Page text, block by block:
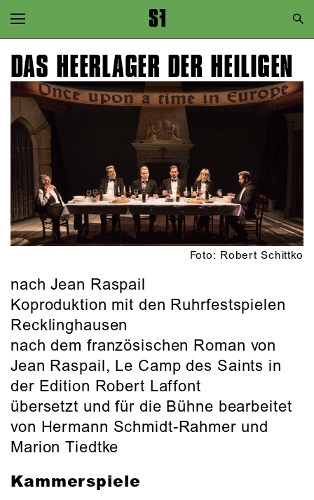
Zur Hauptnavigation springen
Zum Hauptinhalt springen
Zum Footer springen
DAS HEERLAGER DER HEILIGEN
Foto: Robert Schittko
nach Jean Raspail
Koproduktion mit den Ruhrfestspielen
Recklinghausen
nach dem französischen Roman von
Jean Raspail, Le Camp des Saints in
der Edition Robert Laffont
übersetzt und für die Bühne bearbeitet
von Hermann Schmidt-Rahmer und
Marion Tiedtke
Kammerspiele